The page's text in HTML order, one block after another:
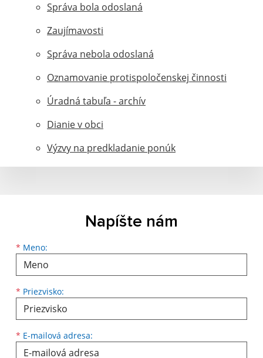
Správa bola odoslaná
Zaujímavosti
Správa nebola odoslaná
Oznamovanie protispoločenskej činnosti
Úradná tabuľa - archív
Dianie v obci
Výzvy na predkladanie ponúk
Napíšte nám
* Meno:
Meno
* Priezvisko:
Priezvisko
* E-mailová adresa:
E-mailová adresa